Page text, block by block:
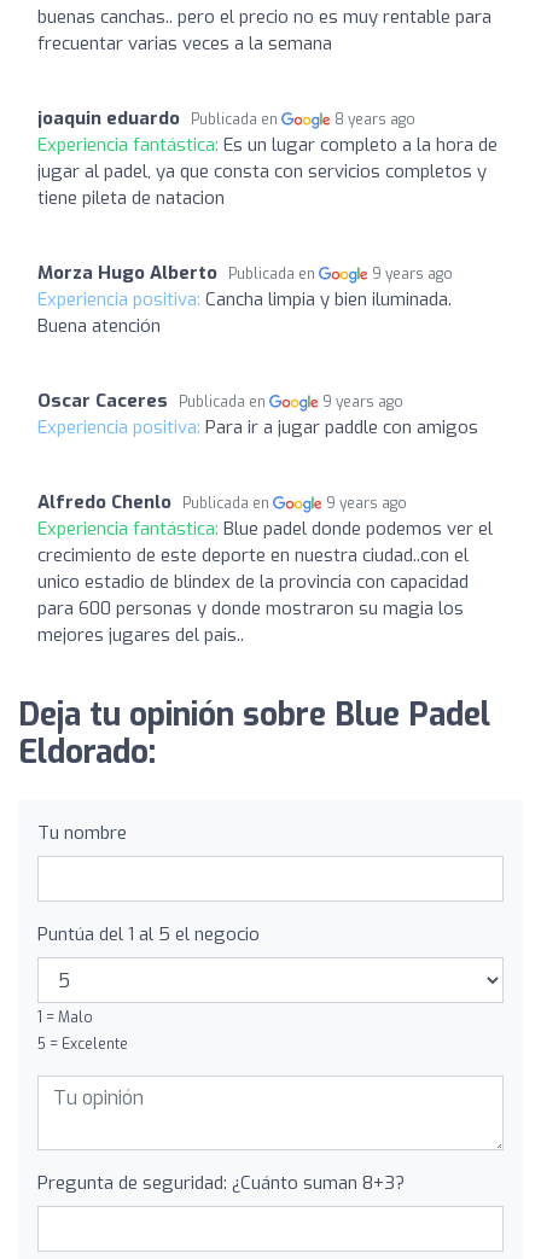
buenas canchas.. pero el precio no es muy rentable para
frecuentar varias veces a la semana
joaquin eduardo Publicada en 8 years ago
Experiencia fantástica: Es un lugar completo a la hora de
jugar al padel, ya que consta con servicios completos y
tiene pileta de natacion
Morza Hugo Alberto Publicada en 9 years ago
Experiencia positiva: Cancha limpia y bien iluminada.
Buena atención
Oscar Caceres Publicada en 9 years ago
Experiencia positiva: Para ir a jugar paddle con amigos
Alfredo Chenlo Publicada en 9 years ago
Experiencia fantástica: Blue padel donde podemos ver el
crecimiento de este deporte en nuestra ciudad..con el
unico estadio de blindex de la provincia con capacidad
para 600 personas y donde mostraron su magia los
mejores jugares del pais..
Deja tu opinión sobre Blue Padel
Eldorado:
Tu nombre
Puntúa del 1 al 5 el negocio
1 = Malo
5 = Excelente
Pregunta de seguridad: ¿Cuánto suman 8+3?